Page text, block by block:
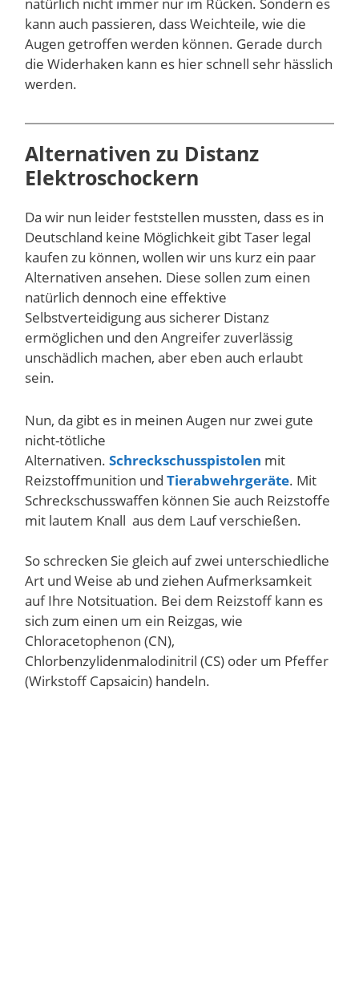
kann auch passieren, dass Weichteile, wie die
Augen getroffen werden können. Gerade durch
die Widerhaken kann es hier schnell sehr hässlich
werden.
Alternativen zu Distanz
Elektroschockern
Da wir nun leider feststellen mussten, dass es in
Deutschland keine Möglichkeit gibt Taser legal
kaufen zu können, wollen wir uns kurz ein paar
Alternativen ansehen. Diese sollen zum einen
natürlich dennoch eine effektive
Selbstverteidigung aus sicherer Distanz
ermöglichen und den Angreifer zuverlässig
unschädlich machen, aber eben auch erlaubt
sein.
Nun, da gibt es in meinen Augen nur zwei gute
nicht-tötliche
Alternativen. Schreckschusspistolen mit
Reizstoffmunition und Tierabwehrgeräte. Mit
Schreckschusswaffen können Sie auch Reizstoffe
mit lautem Knall aus dem Lauf verschießen.
So schrecken Sie gleich auf zwei unterschiedliche
Art und Weise ab und ziehen Aufmerksamkeit
auf Ihre Notsituation. Bei dem Reizstoff kann es
sich zum einen um ein Reizgas, wie
Chloracetophenon (CN),
Chlorbenzylidenmalodinitril (CS) oder um Pfeffer
(Wirkstoff Capsaicin) handeln.